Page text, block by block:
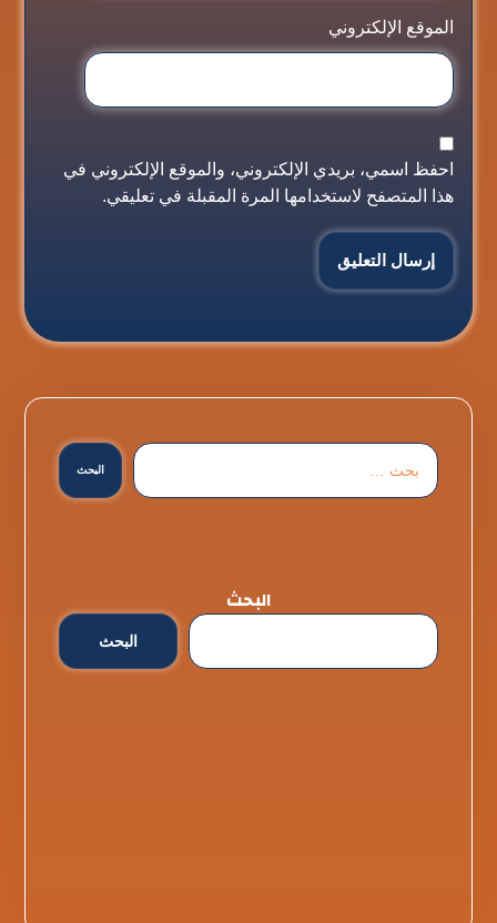
الموقع الإلكتروني
احفظ اسمي، بريدي الإلكتروني، والموقع الإلكتروني في
هذا المتصفح لاستخدامها المرة المقبلة في تعليقي.
إرسال التعليق
البحث
البحث
البحث